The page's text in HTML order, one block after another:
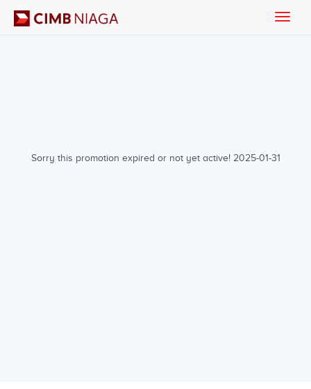
Sorry this promotion expired or not yet active! 2025-01-31
Toggle